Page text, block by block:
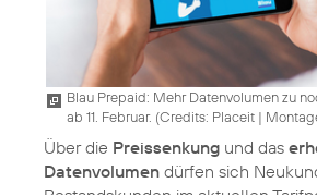
Blau Prepaid: Mehr Datenvolumen zu
ab 11. Februar. (Credits: Placeit |
Über die Preissenkung und das
Datenvolumen dürfen sich